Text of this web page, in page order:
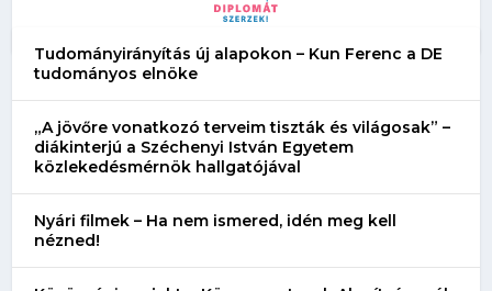
Tudományirányítás új alapokon – Kun Ferenc a DE
tudományos elnöke
„A jövőre vonatkozó terveim tiszták és világosak” –
diákinterjú a Széchenyi István Egyetem
közlekedésmérnök hallgatójával
Nyári filmek – Ha nem ismered, idén meg kell
nézned!